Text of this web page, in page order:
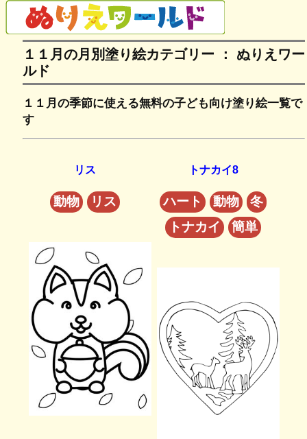
１１月の月別塗り絵カテゴリー ： ぬりえワー
ルド
１１月の季節に使える無料の子ども向け塗り絵一覧で
す
リス
動物 リス
トナカイ8
ハート 動物
冬
トナカイ
簡単